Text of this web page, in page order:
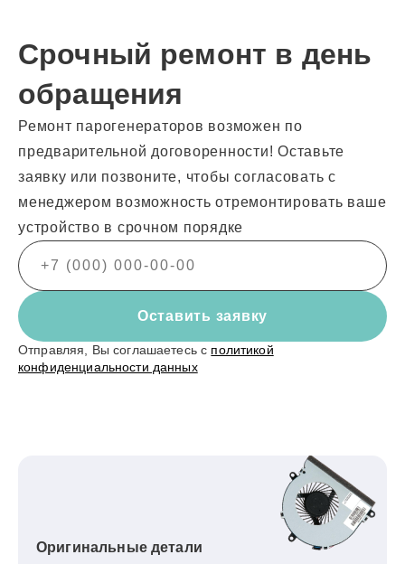
Срочный ремонт в день
обращения
Ремонт парогенераторов возможен по
предварительной договоренности! Оставьте
заявку или позвоните, чтобы согласовать с
менеджером возможность отремонтировать ваше
устройство в срочном порядке
Оставить заявку
Отправляя, Вы соглашаетесь с политикой
конфиденциальности данных
Оригинальные детали